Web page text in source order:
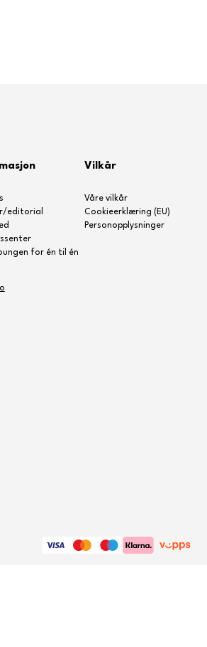
editorial
for én til én
Vilkår
Våre vilkår
Cookieerklæring (EU)
Personopplysninger